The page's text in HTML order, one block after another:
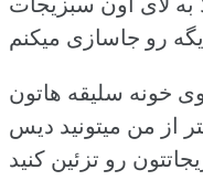
رو جاسازی میکنم
خونه سلیقه هاتون
از من میتونید دیس
رو تزئین کنید